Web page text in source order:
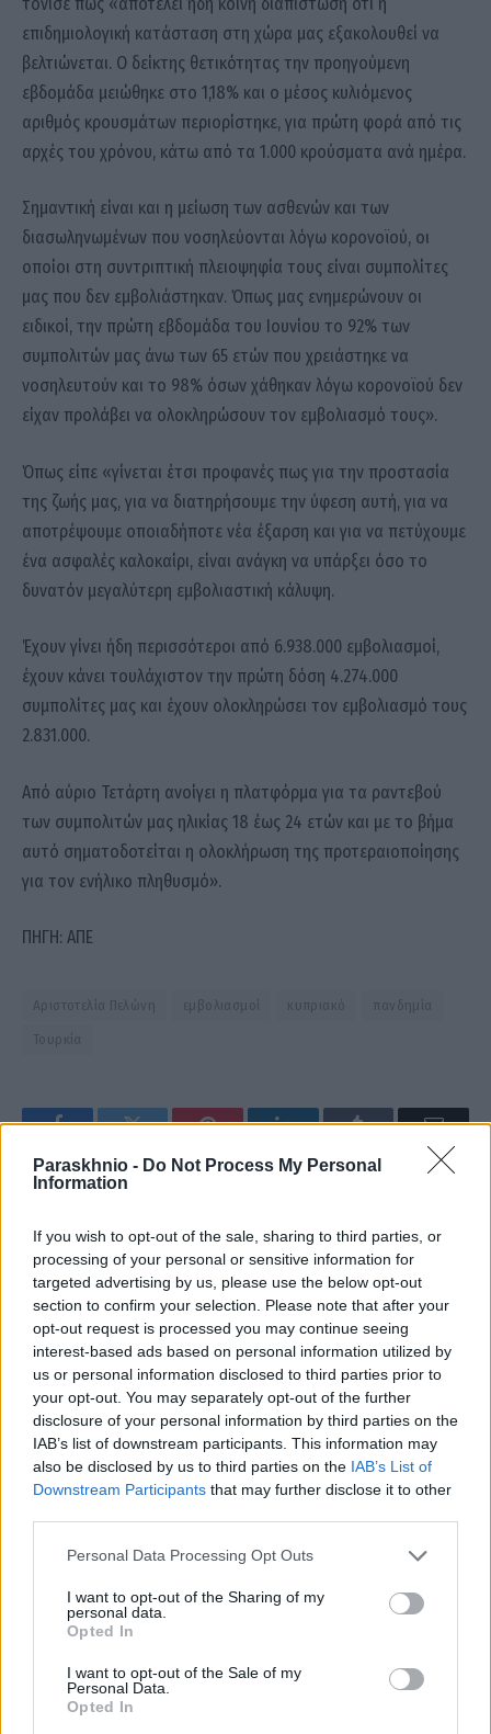
Paraskhnio - Do Not Process My Personal
Information
If you wish to opt-out of the sale, sharing to third parties, or
processing of your personal or sensitive information for
targeted advertising by us, please use the below opt-out
section to confirm your selection. Please note that after your
opt-out request is processed you may continue seeing
interest-based ads based on personal information utilized by
us or personal information disclosed to third parties prior to
your opt-out. You may separately opt-out of the further
disclosure of your personal information by third parties on the
IAB’s list of downstream participants. This information may
also be disclosed by us to third parties on the IAB’s List of
Downstream Participants that may further disclose it to other
Please note that this website/app uses one or more Google
not limited to your visit or usage behaviour. You may click to
grant or deny consent to Google and its third-party tags to
use your data for below specified purposes in below Google
consent section.
Personal Data Processing Opt Outs
I want to opt-out of the Sharing of my
personal data.
Opted In
I want to opt-out of the Sale of my
Personal Data.
Opted In
επιδημιολογική κατάσταση στη χώρα μας εξακολουθεί να
βελτιώνεται. Ο δείκτης θετικότητας την προηγούμενη
εβδομάδα μειώθηκε στο 1,18% και ο μέσος κυλιόμενος
αριθμός κρουσμάτων περιορίστηκε, για πρώτη φορά από τις
αρχές του χρόνου, κάτω από τα 1.000 κρούσματα ανά ημέρα.
Σημαντική είναι και η μείωση των ασθενών και των
διασωληνωμένων που νοσηλεύονται λόγω κορονοϊού, οι
οποίοι στη συντριπτική πλειοψηφία τους είναι συμπολίτες
μας που δεν εμβολιάστηκαν. Όπως μας ενημερώνουν οι
ειδικοί, την πρώτη εβδομάδα του Ιουνίου το 92% των
συμπολιτών μας άνω των 65 ετών που χρειάστηκε να
νοσηλευτούν και το 98% όσων χάθηκαν λόγω κορονοϊού δεν
είχαν προλάβει να ολοκληρώσουν τον εμβολιασμό τους».
Όπως είπε «γίνεται έτσι προφανές πως για την προστασία
της ζωής μας, για να διατηρήσουμε την ύφεση αυτή, για να
αποτρέψουμε οποιαδήποτε νέα έξαρση και για να πετύχουμε
ένα ασφαλές καλοκαίρι, είναι ανάγκη να υπάρξει όσο το
δυνατόν μεγαλύτερη εμβολιαστική κάλυψη.
Έχουν γίνει ήδη περισσότεροι από 6.938.000 εμβολιασμοί,
έχουν κάνει τουλάχιστον την πρώτη δόση 4.274.000
συμπολίτες μας και έχουν ολοκληρώσει τον εμβολιασμό τους
2.831.000.
Από αύριο Τετάρτη ανοίγει η πλατφόρμα για τα ραντεβού
των συμπολιτών μας ηλικίας 18 έως 24 ετών και με το βήμα
αυτό σηματοδοτείται η ολοκλήρωση της προτεραιοποίησης
για τον ενήλικο πληθυσμό».
ΠΗΓΗ: ΑΠΕ
Αριστοτελία Πελώνη εμβολιασμοί κυπριακό πανδημία
Τουρκία
Email
Υπερτριπλασιάσθηκαν οι
ελληνικές εξαγωγές
τυποποιημένου ελαιολάδου
Γκολ στο Ευρωπαϊκό με τον
ΟΠΑΠ – Τα σκορ που βλέπουν
οι Μολό και Μαυροπάνος για
τον αγώνα Γαλλία-Γερμανία
christosgan
Facebook
ΣΧΕΤΙΚΑ ΑΡΘΡΑ